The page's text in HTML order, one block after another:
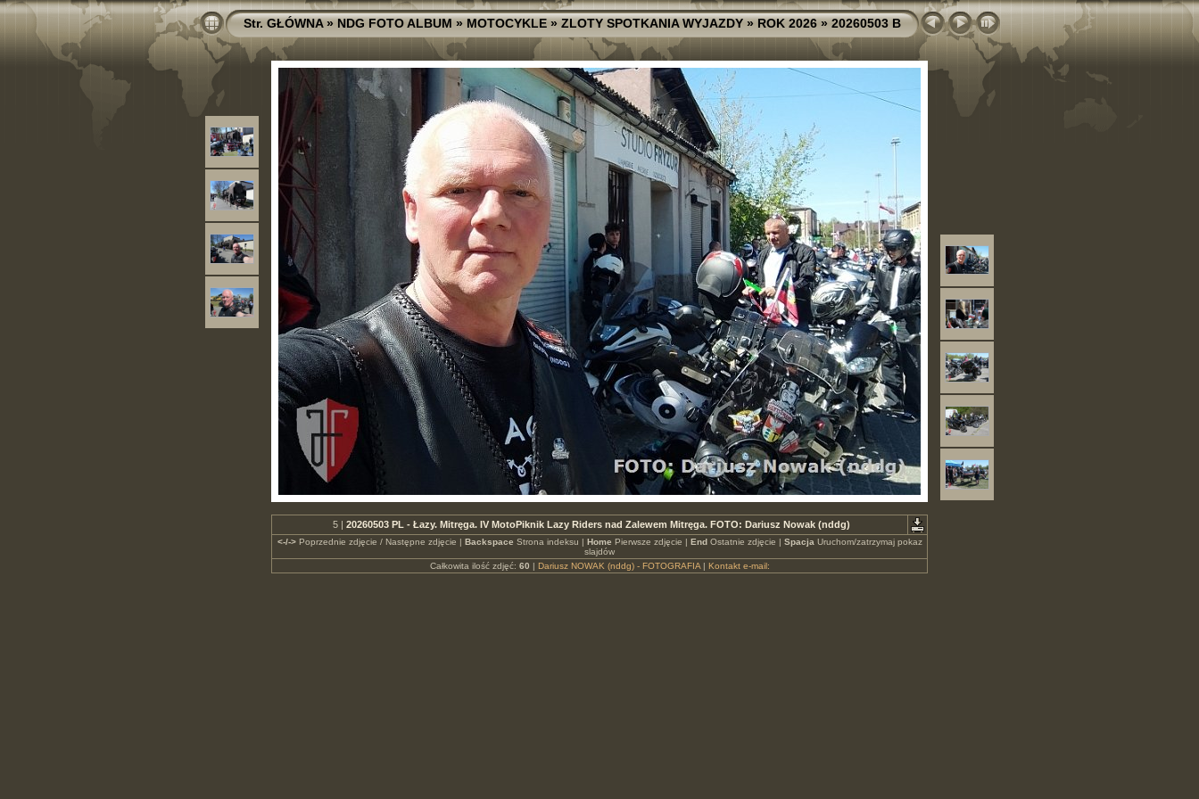
Str. GŁÓWNA»NDG FOTO ALBUM»MOTOCYKLE»ZLOTY SPOTKANIA WYJAZDY»ROK 2026»20260503 B
5 | 20260503 PL - Łazy. Mitręga. IV MotoPiknik Lazy Riders nad Zalewem Mitręga. FOTO: Dariusz Nowak (nddg)
<-/->Poprzednie zdjęcie / Następne zdjęcie | Backspace Strona indeksu | Home Pierwsze zdjęcie | EndOstatnie zdjęcie | Spacja Uruchom/zatrzymaj pokaz
slajdów
Całkowita ilość zdjęć: 60 | Dariusz NOWAK (nddg) - FOTOGRAFIA| Kontakt e-mail: